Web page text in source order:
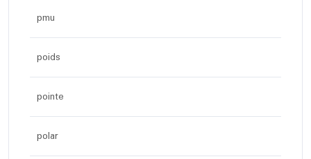
pmu
poids
pointe
polar